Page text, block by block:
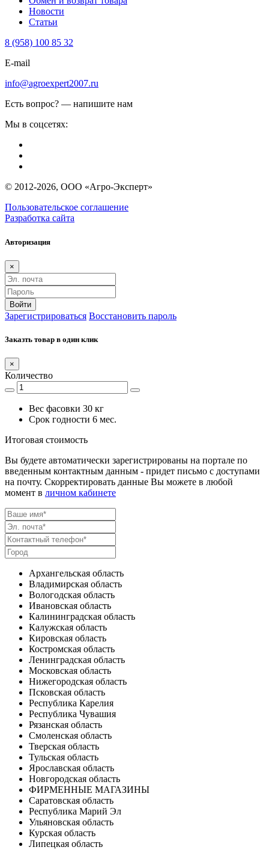
Новости
Статьи
8 (958) 100 85 32
E-mail
info@agroexpert2007.ru
Есть вопрос? — напишите нам
Мы в соцсетях:
© 2012-2026, ООО «Агро-Эксперт»
Пользовательское соглашение
Разработка сайта
Авторизация
×
Войти
Зарегистрироваться Восстановить пароль
Заказть товар в один клик
×
Количество
Вес фасовки 30 кг
Срок годности 6 мес.
Итоговая стоимость
Вы будете автоматически зарегистрированы на портале по
введенным контактным данным - придет письмо с доступами
на почту. Скорректировать данные Вы можете в любой
момент в личном кабинете
Архангельская область
Владимирская область
Вологодская область
Ивановская область
Калининградская область
Калужская область
Кировская область
Костромская область
Ленинградская область
Московская область
Нижегородская область
Псковская область
Республика Карелия
Республика Чувашия
Рязанская область
Смоленская область
Тверская область
Тульская область
Ярославская область
Новгородская область
ФИРМЕННЫЕ МАГАЗИНЫ
Саратовская область
Республика Марий Эл
Ульяновская область
Курская область
Липецкая область